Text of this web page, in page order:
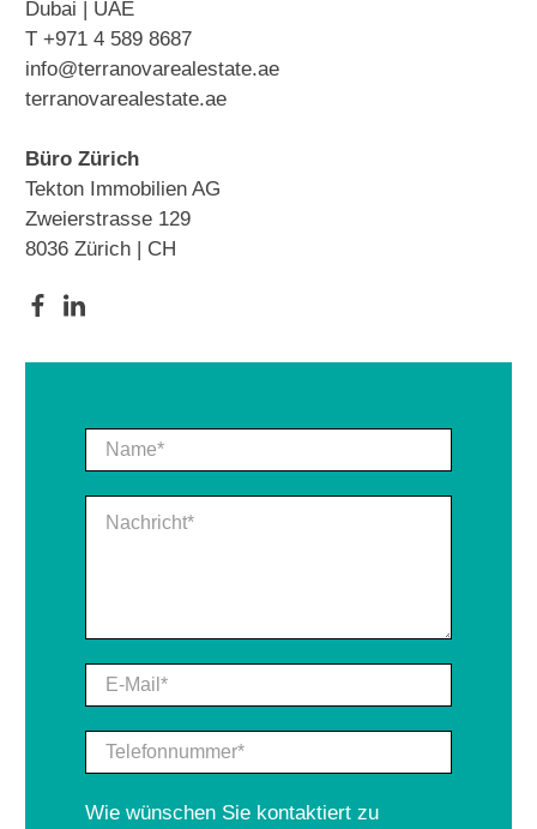
Dubai | UAE
T +971 4 589 8687
info@terranovarealestate.ae
terranovarealestate.ae
Büro Zürich
Tekton Immobilien AG
Zweierstrasse 129
8036 Zürich | CH
Name*
Nachricht
E-Mail*
Telefonnummer*
Wie wünschen Sie kontaktiert zu